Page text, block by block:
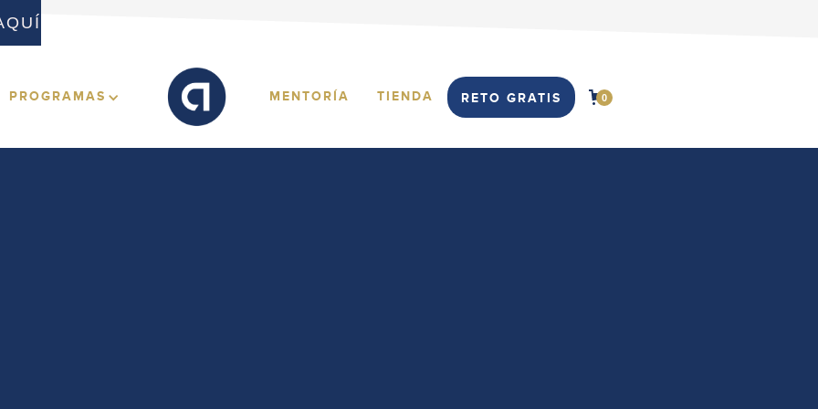
PROGRAMAS MENTORÍA TIENDA RETO GRATIS 0